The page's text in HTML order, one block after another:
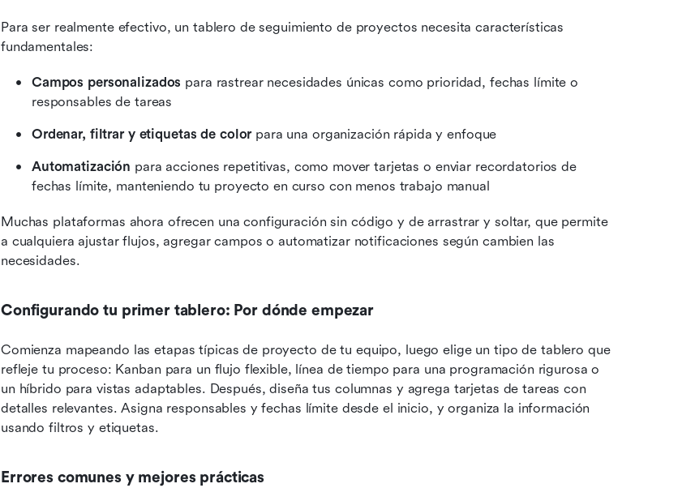
Para ser realmente efectivo, un tablero de seguimiento de proyectos necesita características
fundamentales:
Campos personalizados para rastrear necesidades únicas como prioridad, fechas límite o
responsables de tareas
Ordenar, filtrar y etiquetas de color para una organización rápida y enfoque
Automatización para acciones repetitivas, como mover tarjetas o enviar recordatorios de
fechas límite, manteniendo tu proyecto en curso con menos trabajo manual
Muchas plataformas ahora ofrecen una configuración sin código y de arrastrar y soltar, que permite
a cualquiera ajustar flujos, agregar campos o automatizar notificaciones según cambien las
necesidades.
Configurando tu primer tablero: Por dónde empezar
Comienza mapeando las etapas típicas de proyecto de tu equipo, luego elige un tipo de tablero que
refleje tu proceso: Kanban para un flujo flexible, línea de tiempo para una programación rigurosa o
un híbrido para vistas adaptables. Después, diseña tus columnas y agrega tarjetas de tareas con
detalles relevantes. Asigna responsables y fechas límite desde el inicio, y organiza la información
usando filtros y etiquetas.
Errores comunes y mejores prácticas